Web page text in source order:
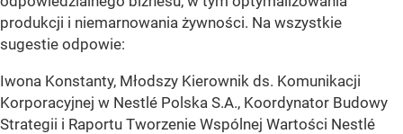
produkcji i niemarnowania żywności. Na wszystkie
sugestie odpowie:
Iwona Konstanty, Młodszy Kierownik ds. Komunikacji
Korporacyjnej w Nestlé Polska S.A., Koordynator Budowy
Strategii i Raportu Tworzenie Wspólnej Wartości Nestlé